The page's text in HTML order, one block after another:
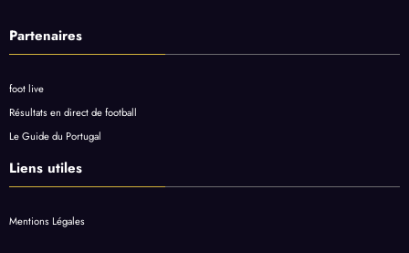
Partenaires
foot live
Résultats en direct de football
Le Guide du Portugal
Liens utiles
Mentions Légales